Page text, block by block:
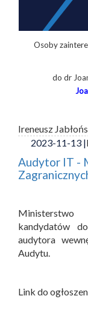
Osoby
do dr
Ireneusz
2023-11-13 |
Audytor IT -
Ministerstwo
kandydatów
audytora
Audytu.
Link do